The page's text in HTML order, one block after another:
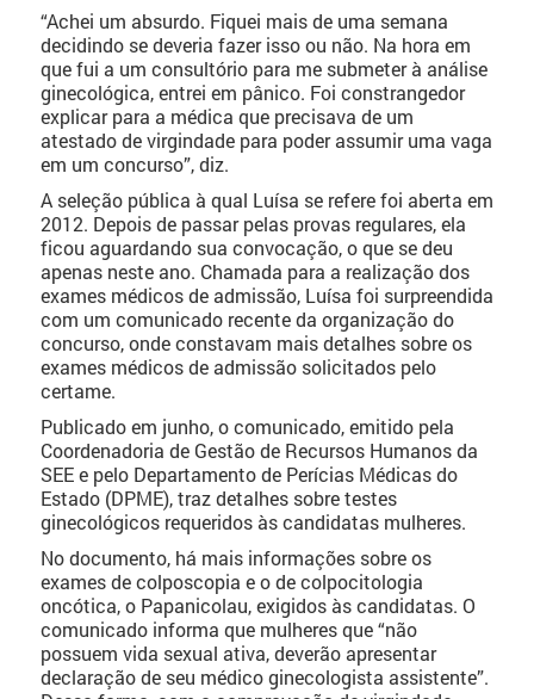
“Achei um absurdo. Fiquei mais de uma semana
decidindo se deveria fazer isso ou não. Na hora em
que fui a um consultório para me submeter à análise
ginecológica, entrei em pânico. Foi constrangedor
explicar para a médica que precisava de um
atestado de virgindade para poder assumir uma vaga
em um concurso”, diz.
A seleção pública à qual Luísa se refere foi aberta em
2012. Depois de passar pelas provas regulares, ela
ficou aguardando sua convocação, o que se deu
apenas neste ano. Chamada para a realização dos
exames médicos de admissão, Luísa foi surpreendida
com um comunicado recente da organização do
concurso, onde constavam mais detalhes sobre os
exames médicos de admissão solicitados pelo
certame.
Publicado em junho, o comunicado, emitido pela
Coordenadoria de Gestão de Recursos Humanos da
SEE e pelo Departamento de Perícias Médicas do
Estado (DPME), traz detalhes sobre testes
ginecológicos requeridos às candidatas mulheres.
No documento, há mais informações sobre os
exames de colposcopia e o de colpocitologia
oncótica, o Papanicolau, exigidos às candidatas. O
comunicado informa que mulheres que “não
possuem vida sexual ativa, deverão apresentar
declaração de seu médico ginecologista assistente”.